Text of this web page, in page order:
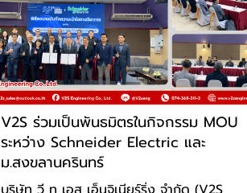
V2S ร่วมเป็นพันธมิตรในกิจกรรม MOU
ระหว่าง Schneider Electric และ
ม.สงขลานครินทร์